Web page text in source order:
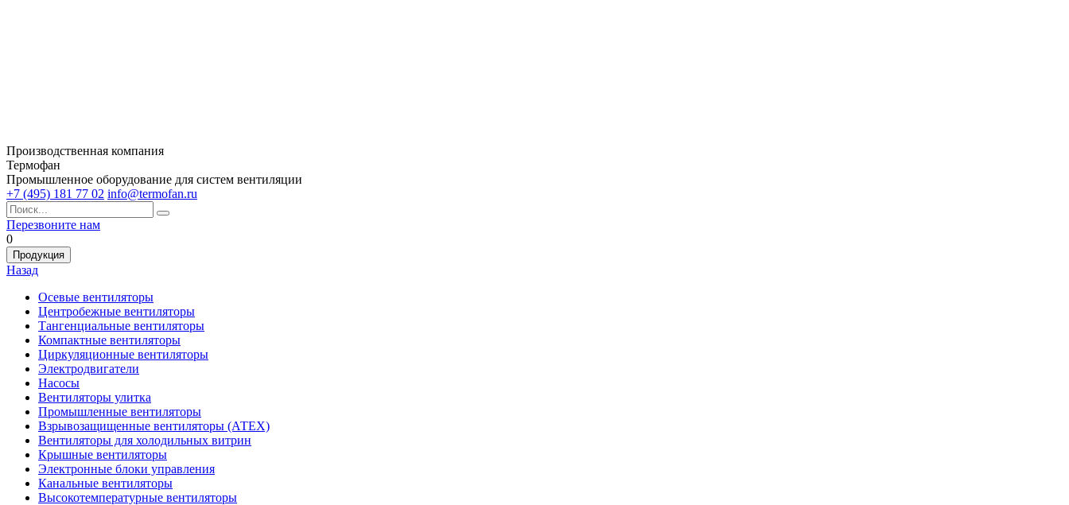
Производственная компания
Термофан
Промышленное оборудование для систем вентиляции
+7 (495) 181 77 02 info@termofan.ru
Перезвоните нам
0
Продукция
Назад
Осевые вентиляторы
Центробежные вентиляторы
Тангенциальные вентиляторы
Компактные вентиляторы
Циркуляционные вентиляторы
Электродвигатели
Насосы
Вентиляторы улитка
Промышленные вентиляторы
Взрывозащищенные вентиляторы (АТЕХ)
Вентиляторы для холодильных витрин
Крышные вентиляторы
Электронные блоки управления
Канальные вентиляторы
Высокотемпературные вентиляторы